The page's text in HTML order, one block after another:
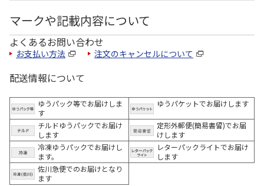
マークや記載内容について
よくあるお問い合わせ
お支払い方法 注文のキャンセルについて
配送情報について
ゆうパック等でお届けしま
す
ゆうパケットでお届けします
チルドゆうパックでお届け
します
定形外郵便(簡易書留)でお届
けします
冷凍ゆうパックでお届けし
ます。
レターパックライトでお届け
します
佐川急便でのお届けとなり
ます